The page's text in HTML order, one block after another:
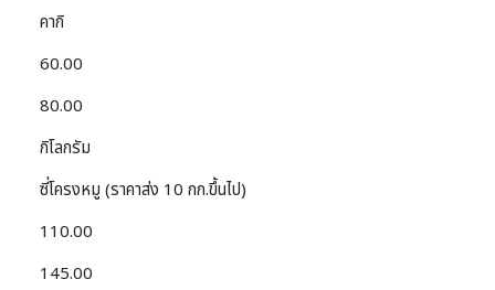
คากิ
60.00
80.00
กิโลกรัม
ซี่โครงหมู (ราคาส่ง 10 กก.ขึ้นไป)
110.00
145.00